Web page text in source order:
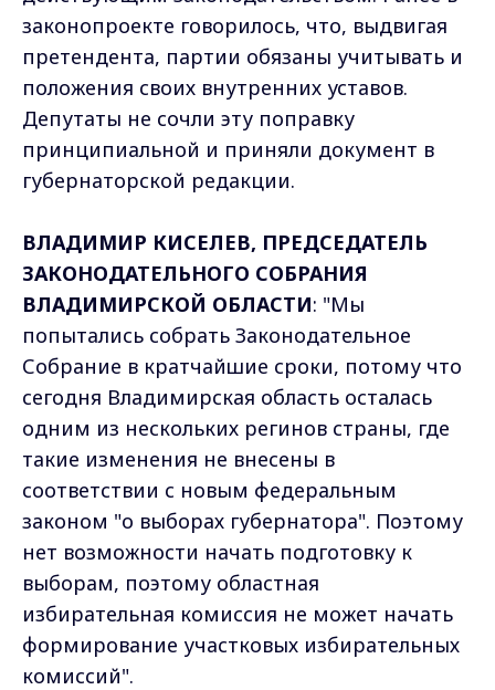
законопроекте говорилось, что, выдвигая
претендента, партии обязаны учитывать и
положения своих внутренних уставов.
Депутаты не сочли эту поправку
принципиальной и приняли документ в
губернаторской редакции.
ВЛАДИМИР КИСЕЛЕВ, ПРЕДСЕДАТЕЛЬ
ЗАКОНОДАТЕЛЬНОГО СОБРАНИЯ
ВЛАДИМИРСКОЙ ОБЛАСТИ: "Мы
попытались собрать Законодательное
Собрание в кратчайшие сроки, потому что
сегодня Владимирская область осталась
одним из нескольких регинов страны, где
такие изменения не внесены в
соответствии с новым федеральным
законом "о выборах губернатора". Поэтому
нет возможности начать подготовку к
выборам, поэтому областная
избирательная комиссия не может начать
формирование участковых избирательных
комиссий".